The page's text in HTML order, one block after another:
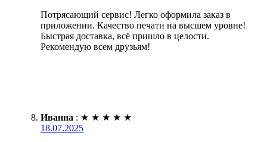
Потрясающий сервис! Легко оформила заказ в
приложении. Качество печати на высшем уровне!
Быстрая доставка, всё пришло в целости.
Рекомендую всем друзьям!
Иванна : ★ ★ ★ ★ ★
18.07.2025